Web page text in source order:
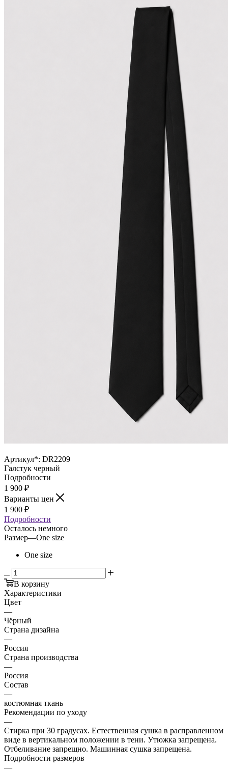
Артикул*: DR2209
Галстук черный
Подробности
1 900 ₽
Варианты цен
1 900 ₽
Подробности
Осталось немного
Размер—One size
One size
В корзину
Характеристики
Цвет
—
Чёрный
Страна дизайна
—
Россия
Страна производства
—
Россия
Состав
—
костюмная ткань
Рекомендации по уходу
—
Стирка при 30 градусах. Естественная сушка в расправленном
виде в вертикальном положении в тени. Утюжка запрещена.
Отбеливание запрещно. Машинная сушка запрещена.
Подробности размеров
—